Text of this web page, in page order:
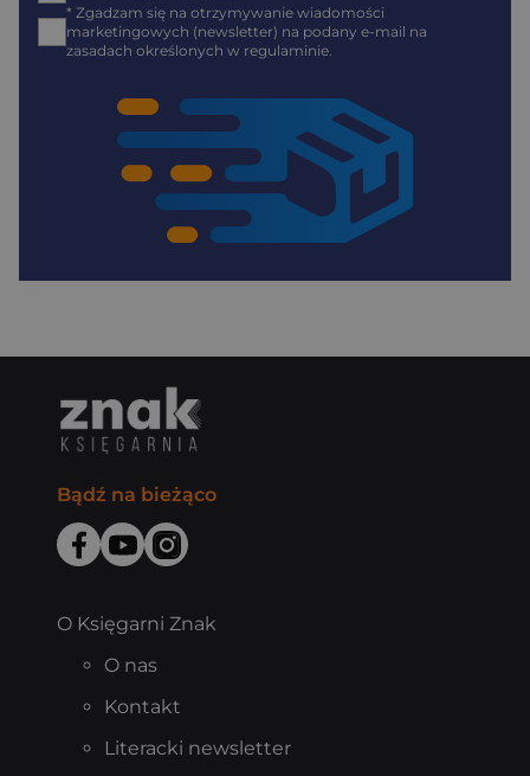
* Zgadzam się na otrzymywanie wiadomości
marketingowych (newsletter) na podany e-mail na
zasadach określonych w regulaminie.
Bądź na bieżąco
O Księgarni Znak
O nas
Kontakt
Literacki newsletter